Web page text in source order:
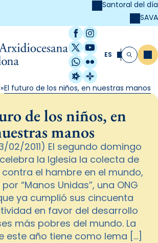
Santoral del día
SAVA
Facebook
Instagram
X / Twitter
YouTube
WhatsApp
Flickr
Radio Estel
Catalunya
ES Buscar
El futuro de los niños, en nuestras manos
de los niños, en
manos
02/2011) El segundo domingo
la Iglesia la colecta de
el hambre en el mundo,
“Manos Unidas”, una ONG
ya cumplió sus cincuenta
en favor del desarrollo
más pobres del mundo. La
este año tiene como lema […]